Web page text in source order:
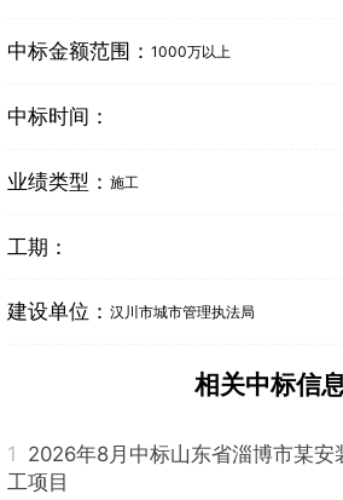
中标金额范围： 1000万以上
中标时间：
业绩类型： 施工
工期：
建设单位： 汉川市城市管理执法局
相关中标信
1 2026年8月中标山东省淄博市某安
工项目